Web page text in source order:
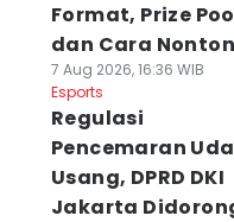
Format, Prize
dan Cara Nonton
7 Aug 2026, 16:36 WIB
Esports
Regulasi
Pencemaran
Usang, DPRD DKI
Jakarta